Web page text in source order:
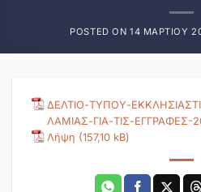
POSTED ON 14 ΜΑΡΤΊΟΥ
ΔΕΛΤΙΟ-ΤΥΠΟΥ-
ΛΑΜΙΑΣ-ΓΙΑ-ΤΙΣ-ΕΓΓΡΑΦΕΣ-
Λήψη